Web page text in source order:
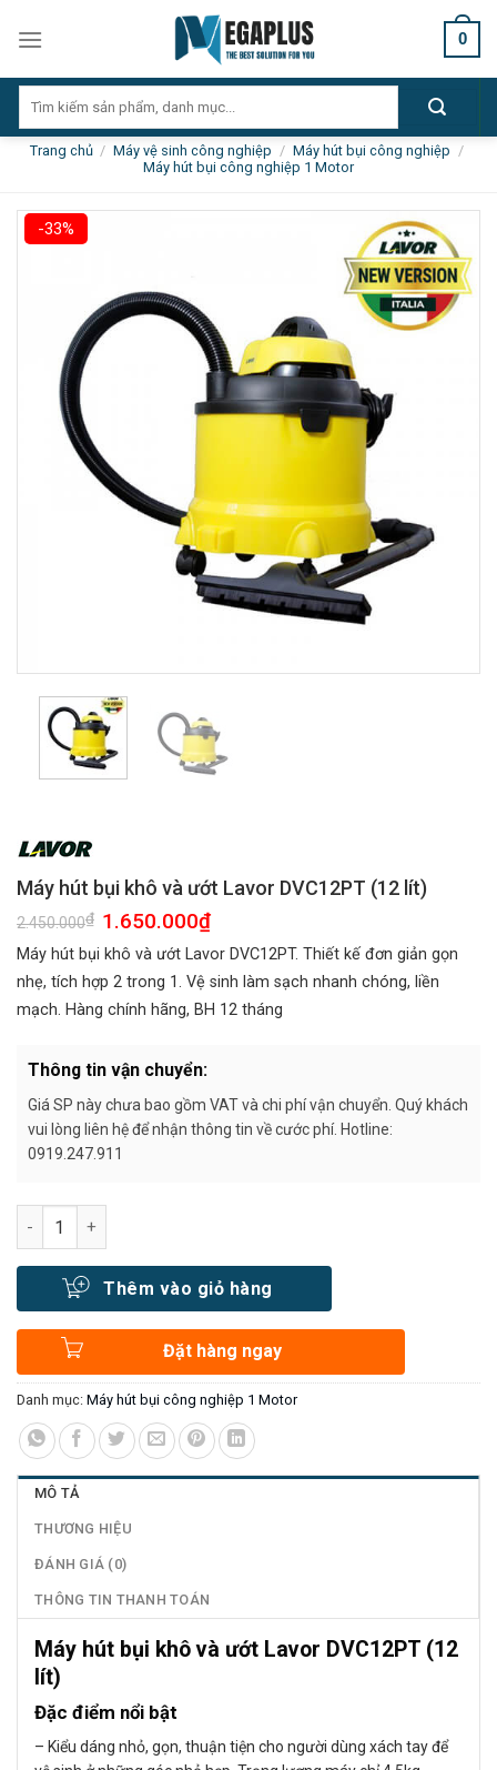
0
kiếm:
Trang chủ / Máy vệ sinh công nghiệp / Máy hút bụi công nghiệp /
Máy hút bụi công nghiệp 1 Motor
-33%
Máy hút bụi khô và ướt Lavor DVC12PT (12 lít)
2.450.000₫ Giá
gốc
là:
2.450.000₫.
1.650.000₫Giá
tại
là:
1.650.000₫.
Máy hút bụi khô và ướt Lavor DVC12PT. Thiết kế đơn giản gọn
nhẹ, tích hợp 2 trong 1. Vệ sinh làm sạch nhanh chóng, liền
mạch. Hàng chính hãng, BH 12 tháng
Thông tin vận chuyển:
Giá SP này chưa bao gồm VAT và chi phí vận chuyển. Quý khách
vui lòng liên hệ để nhận thông tin về cước phí. Hotline:
0919.247.911
Số lượng
Thêm vào giỏ hàng
Đặt hàng ngay
Danh mục: Máy hút bụi công nghiệp 1 Motor
MÔ TẢ
THƯƠNG HIỆU
ĐÁNH GIÁ (0)
THÔNG TIN THANH TOÁN
Máy hút bụi khô và ướt Lavor DVC12PT (12
lít)
Đặc điểm nổi bật
– Kiểu dáng nhỏ, gọn, thuận tiện cho người dùng xách tay để